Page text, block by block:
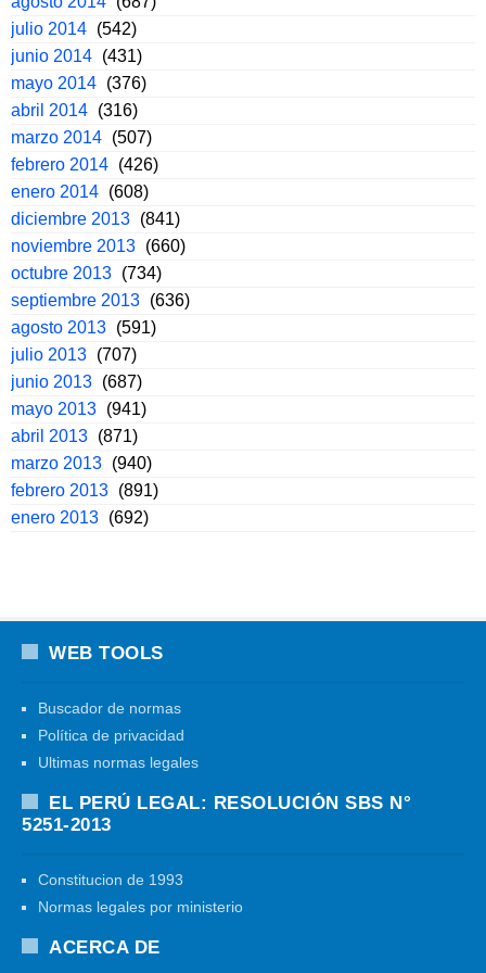
julio 2014 (542)
junio 2014 (431)
mayo 2014 (376)
abril 2014 (316)
marzo 2014 (507)
febrero 2014 (426)
enero 2014 (608)
diciembre 2013 (841)
noviembre 2013 (660)
octubre 2013 (734)
septiembre 2013 (636)
agosto 2013 (591)
julio 2013 (707)
junio 2013 (687)
mayo 2013 (941)
abril 2013 (871)
marzo 2013 (940)
febrero 2013 (891)
enero 2013 (692)
WEB TOOLS
Buscador de normas
Política de privacidad
Ultimas normas legales
EL PERÚ LEGAL: RESOLUCIÓN SBS N°
5251-2013
Constitucion de 1993
Normas legales por ministerio
ACERCA DE